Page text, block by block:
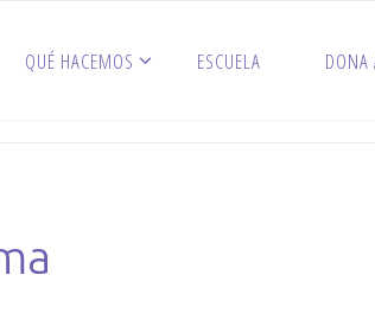
QUÉ HACEMOS ESCUELA DONA